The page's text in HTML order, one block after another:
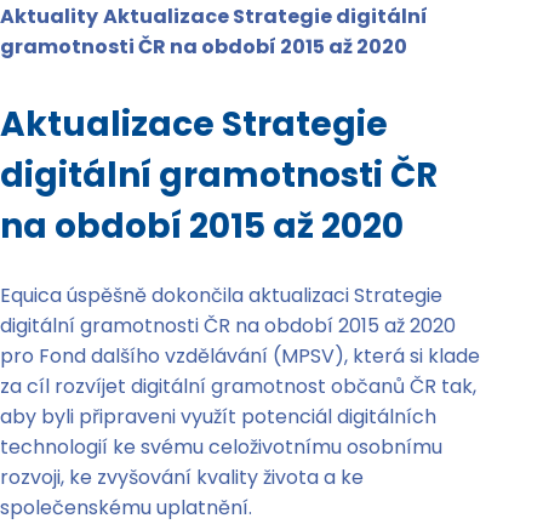
AktualityAktualizace Strategie digitální
gramotnosti ČR na období 2015 až 2020
Aktualizace Strategie
digitální gramotnosti ČR
na období 2015 až 2020
Equica úspěšně dokončila aktualizaci Strategie
digitální gramotnosti ČR na období 2015 až 2020
pro Fond dalšího vzdělávání (MPSV), která si klade
za cíl rozvíjet digitální gramotnost občanů ČR tak,
aby byli připraveni využít potenciál digitálních
technologií ke svému celoživotnímu osobnímu
rozvoji, ke zvyšování kvality života a ke
společenskému uplatnění.